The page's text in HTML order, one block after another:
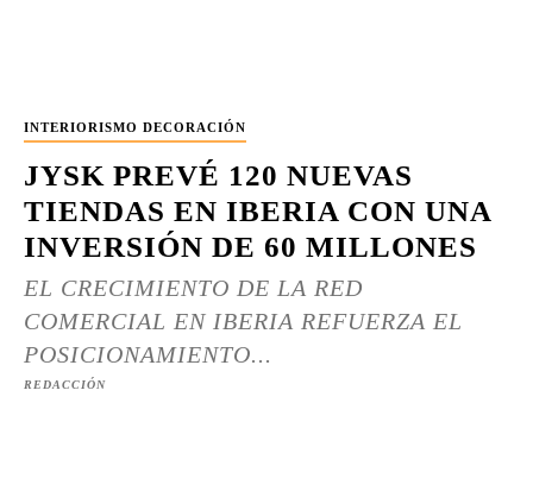
INTERIORISMO DECORACIÓN
JYSK PREVÉ 120 NUEVAS
TIENDAS EN IBERIA CON UNA
INVERSIÓN DE 60 MILLONES
EL CRECIMIENTO DE LA RED
COMERCIAL EN IBERIA REFUERZA EL
POSICIONAMIENTO...
REDACCIÓN